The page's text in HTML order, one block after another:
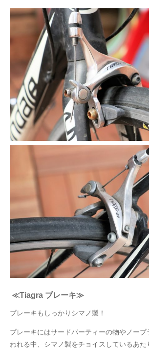
≪Tiagra ブレーキ≫
ブレーキもしっかりシマノ製！
ブレーキにはサードパーティーの物やノーブ
われる中、シマノ製をチョイスしているあた